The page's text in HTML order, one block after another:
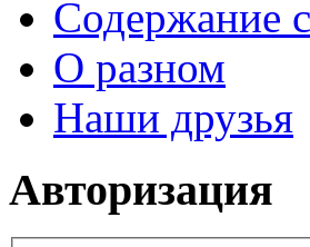
Содержание
О разном
Наши друзья
Авторизация